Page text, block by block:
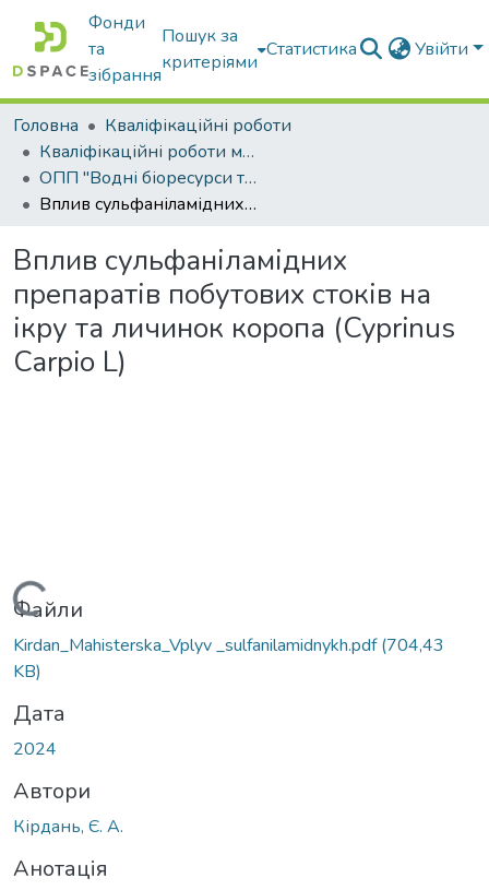
Фонди
та
зібрання
Пошук за
критеріями
Статистика Увійти
Головна
Кваліфікаційні роботи
Кваліфікаційні роботи магістрів
ОПП "Водні біоресурси та аквакультура"
Вплив сульфаніламідних препаратів побутових стоків на ікру та личинок коропа (Cyprinus Carpio L)
Вплив сульфаніламідних
препаратів побутових стоків на
ікру та личинок коропа (Cyprinus
Carpio L)
Вантажиться...
Файли
Kirdan_Mahisterska_Vplyv _sulfanilamidnykh.pdf(704,43
KB)
Дата
2024
Автори
Кірдань, Є. А.
Анотація